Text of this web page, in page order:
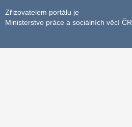
Zřizovatelem portálu je
Ministerstvo práce a sociálních věcí ČR